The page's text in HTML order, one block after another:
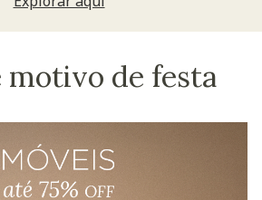
motivo de festa